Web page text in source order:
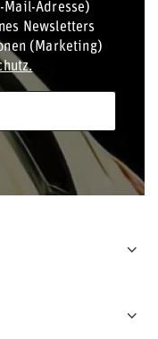
Mail-Adresse)
Newsletters
(Marketing)